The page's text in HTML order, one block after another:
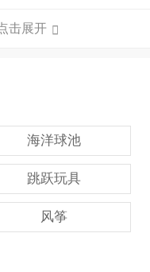
击展开
海洋球池
跳跃玩具
风筝